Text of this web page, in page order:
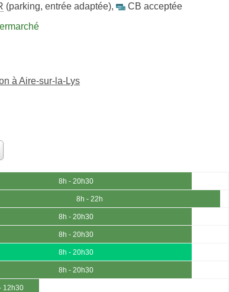
(parking, entrée adaptée),
CB acceptée
à Aire-sur-la-Lys
8h - 20h30
8h - 22h
8h - 20h30
8h - 20h30
8h - 20h30
8h - 20h30
12h30